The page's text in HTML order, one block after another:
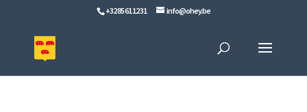
+32 85 61 12 31 info@ohey.be